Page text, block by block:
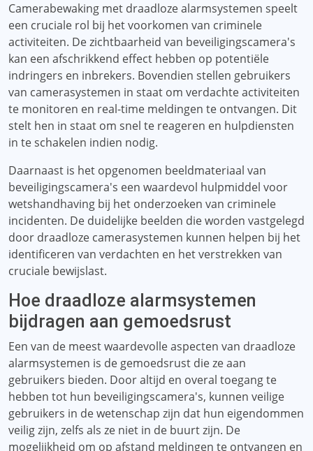
Camerabewaking met draadloze alarmsystemen speelt
een cruciale rol bij het voorkomen van criminele
activiteiten. De zichtbaarheid van beveiligingscamera's
kan een afschrikkend effect hebben op potentiële
indringers en inbrekers. Bovendien stellen gebruikers
van camerasystemen in staat om verdachte activiteiten
te monitoren en real-time meldingen te ontvangen. Dit
stelt hen in staat om snel te reageren en hulpdiensten
in te schakelen indien nodig.
Daarnaast is het opgenomen beeldmateriaal van
beveiligingscamera's een waardevol hulpmiddel voor
wetshandhaving bij het onderzoeken van criminele
incidenten. De duidelijke beelden die worden vastgelegd
door draadloze camerasystemen kunnen helpen bij het
identificeren van verdachten en het verstrekken van
cruciale bewijslast.
Hoe draadloze alarmsystemen
bijdragen aan gemoedsrust
Een van de meest waardevolle aspecten van draadloze
alarmsystemen is de gemoedsrust die ze aan
gebruikers bieden. Door altijd en overal toegang te
hebben tot hun beveiligingscamera's, kunnen veilige
gebruikers in de wetenschap zijn dat hun eigendommen
veilig zijn, zelfs als ze niet in de buurt zijn. De
mogelijkheid om op afstand meldingen te ontvangen en